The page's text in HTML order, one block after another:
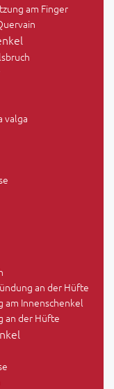
am Finger
valga
an der Hüfte
am Innenschenkel
an der Hüfte